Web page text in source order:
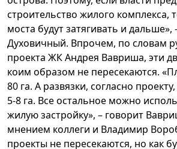
строительство жилого комплекса,
моста будут затягивать и дальше»,
Духовичный. Впрочем, по словам
проекта ЖК Андрея Вавриша, эти
коим образом не пересекаются.
80 га. А развязки, согласно
5-8 га. Все остальное можно
жилую застройку», – говорит
мнением коллеги и Владимир
проекты не пересекаются, но как